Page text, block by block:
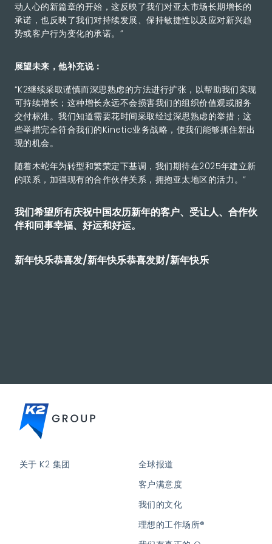
动人心的新篇章的开始，这反映了我们对亚太市场长期增长的
承诺，也反映了我们对持续发展、保持敏捷性以及应对新兴趋
势或客户行为变化的承诺。”
展望未来，他补充说：
“K2继续采取谨慎而深思熟虑的方法进行扩张，以帮助我们实现
可持续增长；这种增长永远不会损害我们的组织价值观或服务
交付标准。我们知道需要花时间采取经过深思熟虑的举措；这
些举措完全符合我们的Kinetic业务战略，使我们能够抓住新出
现的机会。
随着木蛇年为转型和繁荣定下基调，我们期待在2025年建立新
的联系，加强现有的合作伙伴关系，拥抱亚太地区的活力。”
我们希望所有庆祝中国农历新年的客户、受让人、合作伙
伴和同事幸福、好运和好运。
新年快乐恭喜发/新年快乐恭喜发财/新年快乐
关于 K2 集团
全球报道
客户满意度
我们的文化
理想的工作场所®